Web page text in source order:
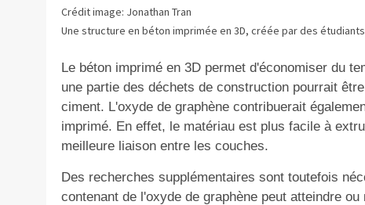
Crédit image: Jonathan Tran
Une structure en béton imprimée en 3D, créée par des
Lebéton imprimé en 3D permet d'économiser du
une partie des déchets de construction pourrait
ciment. L'oxyde de graphène contribuerait
imprimé. En effet, le matériau est plus facile à
meilleure liaison entre les couches.
Des recherches supplémentaires sont toutefois
contenant de l'oxyde de graphène peut atteindre